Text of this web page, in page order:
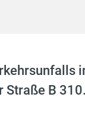
Straße B 310.